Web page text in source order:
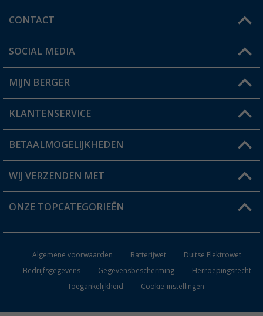
CONTACT
Een vraag?
Winkel vinden
SOCIAL MEDIA
MIJN BERGER
Mijn account
Status bestelling
Verlanglijstje
KLANTENSERVICE
FAQ & Contact
Verzendinformatie
Catalogus
BETAALMOGELIJKHEDEN
WIJ VERZENDEN MET
ONZE TOPCATEGORIEËN
Campingmeubilair
Algemene voorwaarden Batterijwet
Duitse Elektrowet
Bedrijfsgegevens
Gegevensbescherming
Herroepingsrecht
Toegankelijkheid
Cookie-instellingen